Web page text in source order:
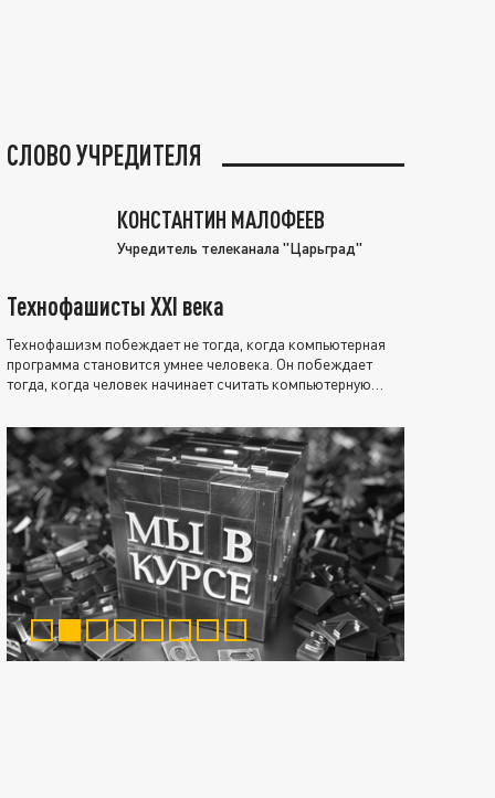
СЛОВО УЧРЕДИТЕЛЯ
КОНСТАНТИН МАЛОФЕЕВ
Учредитель телеканала "Царьград"
Технофашисты XXI века
Технофашизм побеждает не тогда, когда компьютерная
программа становится умнее человека. Он побеждает
тогда, когда человек начинает считать компьютерную